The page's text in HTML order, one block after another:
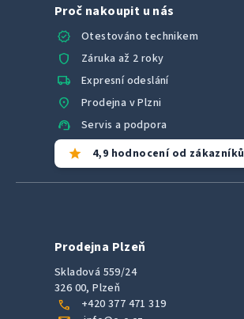
Proč nakoupit u nás
verified
Otestováno technikem
shield Záruka až 2 roky
local_shipping Expresní odeslání
location_on Prodejna v Plzni
support_agent Servis a podpora
star 4,9 hodnocení od zákazníků
Prodejna Plzeň
Skladová 559/24
326 00, Plzeň
call +420 377 471 319